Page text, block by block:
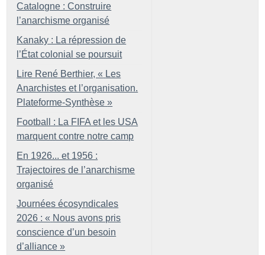
Catalogne : Construire
l’anarchisme organisé
Kanaky : La répression de
l’État colonial se poursuit
Lire René Berthier, « Les
Anarchistes et l’organisation.
Plateforme-Synthèse »
Football : La FIFA et les USA
marquent contre notre camp
En 1926... et 1956 :
Trajectoires de l’anarchisme
organisé
Journées écosyndicales
2026 : « Nous avons pris
conscience d’un besoin
d’alliance »